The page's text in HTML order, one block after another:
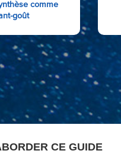
comme
goût
CE GUIDE